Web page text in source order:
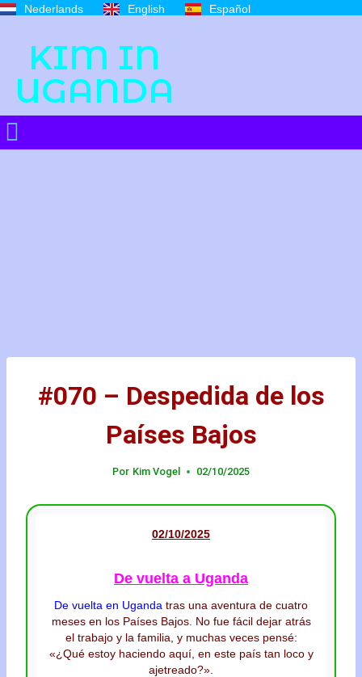
Nederlands English Español
KIM IN
UGANDA
#070 – Despedida de los
Países Bajos
Por Kim Vogel 02/10/2025
02/10/2025
De vuelta a Uganda
De vuelta en Uganda tras una aventura de cuatro
meses en los Países Bajos. No fue fácil dejar atrás
el trabajo y la familia, y muchas veces pensé:
«¿Qué estoy haciendo aquí, en este país tan loco y
ajetreado?».